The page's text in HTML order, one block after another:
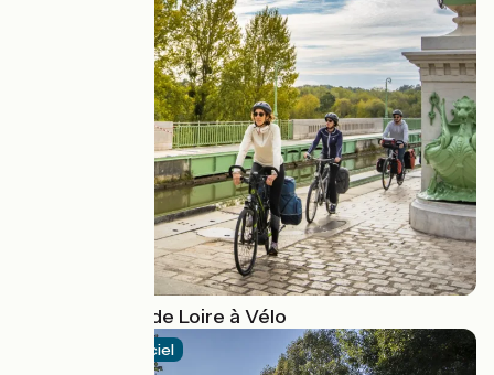
Le Centre-Val de Loire à Vélo
Itinéraire officiel